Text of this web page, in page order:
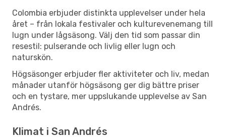
Colombia erbjuder distinkta upplevelser under hela
året – från lokala festivaler och kulturevenemang till
lugn under lågsäsong. Välj den tid som passar din
resestil: pulserande och livlig eller lugn och
naturskön.
Högsäsonger erbjuder fler aktiviteter och liv, medan
månader utanför högsäsong ger dig bättre priser
och en tystare, mer uppslukande upplevelse av San
Andrés.
Klimat i San Andrés